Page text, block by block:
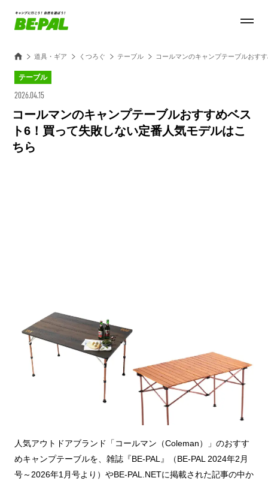
道具・ギア くつろぐ テーブル コールマンのキャンプテーブルおす
テーブル
2026.04.15
コールマンのキャンプテーブルおすすめベス
ト6！買って失敗しない定番人気モデルはこ
ちら
人気アウトドアブランド「コールマン（Coleman）」のおすす
めキャンプテーブルを、雑誌『BE-PAL』（BE-PAL 2024年2月
号～2026年1月号より）やBE-PAL.NETに掲載された記事の中か